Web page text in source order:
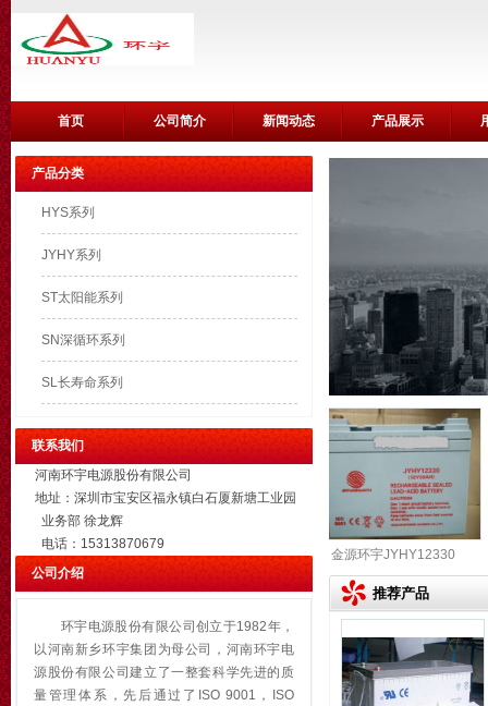
首页 公司简介 新闻动态 产品展示
产品分类
HYS系列
JYHY系列
ST太阳能系列
SN深循环系列
SL长寿命系列
联系我们
河南环宇电源股份有限公司
地址：深圳市宝安区福永镇白石厦新塘工业园
业务部 徐龙辉
电话：15313870679
公司介绍
环宇电源股份有限公司创立于1982年，
以河南新乡环宇集团为母公司，河南环宇电
源股份有限公司建立了一整套科学先进的质
量管理体系，先后通过了ISO 9001，ISO
环宇JYHY12500 金源环宇JYHY12400 金源环宇
推荐产品